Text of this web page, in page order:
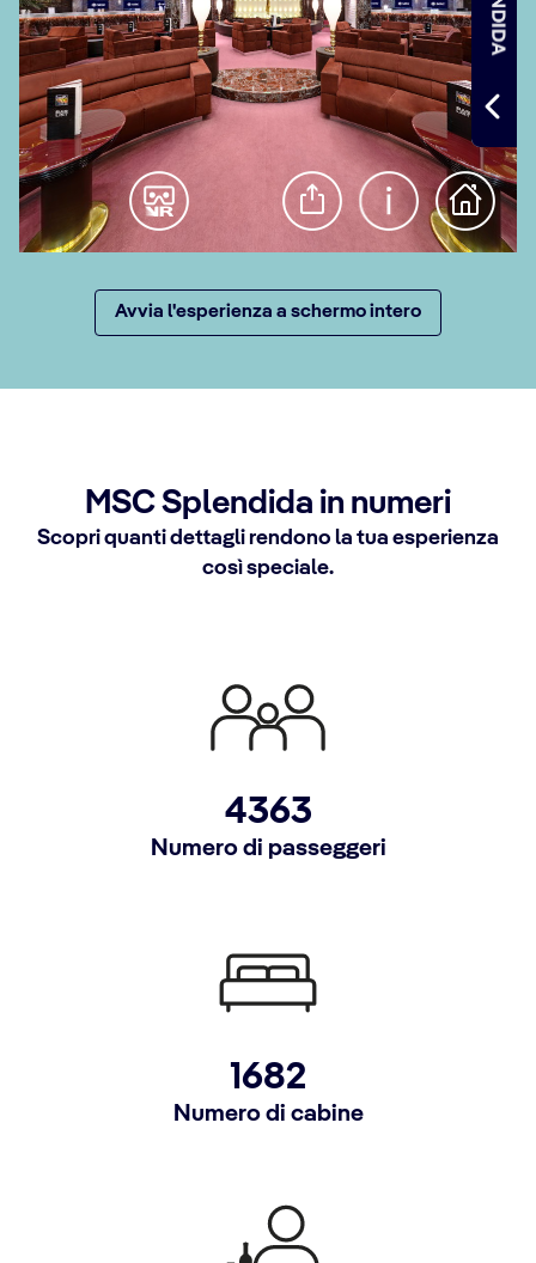
Avvia l'esperienza a schermo intero
MSC Splendida in numeri
Scopri quanti dettagli rendono la tua esperienza
così speciale.
4363
Numero di passeggeri
1682
Numero di cabine